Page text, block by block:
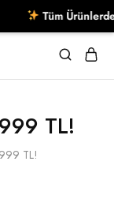
TL!
TL!
Tüm Ürünlerde